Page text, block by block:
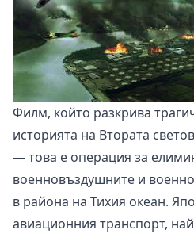
Филм, който разкрива
историята на Втората
— това е операция за
военновъздушните и
в района на Тихия океан.
авиационния транспорт,